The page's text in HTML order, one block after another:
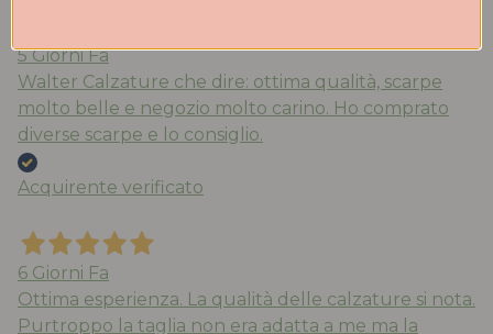
5 Giorni Fa
Walter Calzature che dire: ottima qualità, scarpe
molto belle e negozio molto carino. Ho comprato
diverse scarpe e lo consiglio.
Acquirente verificato
6 Giorni Fa
Ottima esperienza. La qualità delle calzature si nota.
Purtroppo la taglia non era adatta a me ma la